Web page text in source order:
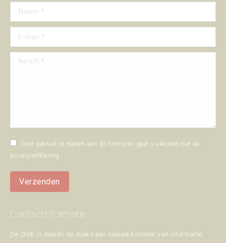
Naam *
E-mail *
Bericht *
Door gebruik te maken van dit formulier gaat u akkoord met de
privacyverklaring .
Verzenden
Contactinformatie
De SHIE is steeds op zoek naar nieuwe bronnen van informatie